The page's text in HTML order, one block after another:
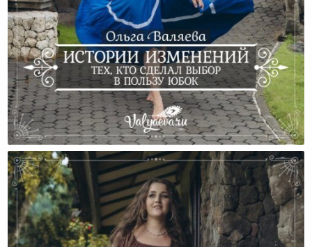
Истории Изменений Тех, Кто Сделал Выбор В
Пользу Юбок